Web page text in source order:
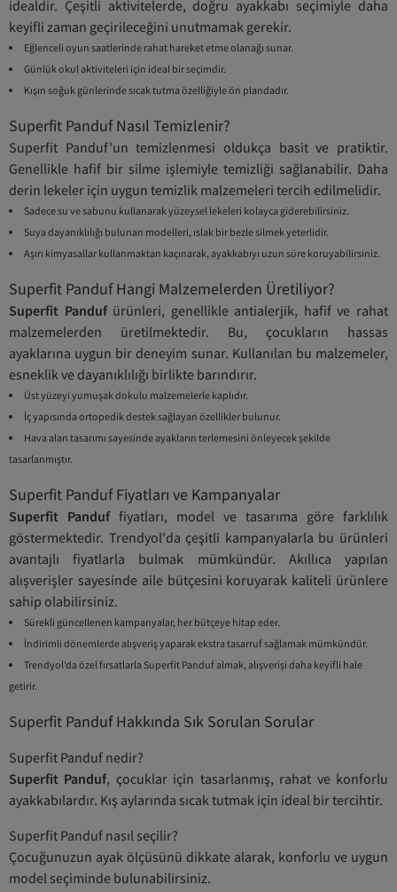
idealdir. Çeşitli aktivitelerde, doğru ayakkabı seçimiyle daha
keyifli zaman geçirileceğini unutmamak gerekir.
Eğlenceli oyun saatlerinde rahat hareket etme olanağı sunar.
Günlük okul aktiviteleri için ideal bir seçimdir.
Kışın soğuk günlerinde sıcak tutma özelliğiyle ön plandadır.
Superfit Panduf Nasıl Temizlenir?
Superfit Panduf'un temizlenmesi oldukça basit ve pratiktir.
Genellikle hafif bir silme işlemiyle temizliği sağlanabilir. Daha
derin lekeler için uygun temizlik malzemeleri tercih edilmelidir.
Sadece su ve sabunu kullanarak yüzeysel lekeleri kolayca giderebilirsiniz.
Suya dayanıklılığı bulunan modelleri, ıslak bir bezle silmek yeterlidir.
Aşırı kimyasallar kullanmaktan kaçınarak, ayakkabıyı uzun süre koruyabilirsiniz.
Superfit Panduf Hangi Malzemelerden Üretiliyor?
Superfit Pandufürünleri, genellikle antialerjik, hafif ve rahat
malzemelerden üretilmektedir. Bu, çocukların hassas
ayaklarına uygun bir deneyim sunar. Kullanılan bu malzemeler,
esneklik ve dayanıklılığı birlikte barındırır.
Üst yüzeyi yumuşak dokulu malzemelerle kaplıdır.
İç yapısında ortopedik destek sağlayan özellikler bulunur.
Hava alan tasarımı sayesinde ayakların terlemesini önleyecek şekilde
tasarlanmıştır.
Superfit Panduf Fiyatları ve Kampanyalar
Superfit Panduffiyatları, model ve tasarıma göre farklılık
göstermektedir. Trendyol'da çeşitli kampanyalarla bu ürünleri
avantajlı fiyatlarla bulmak mümkündür. Akıllıca yapılan
alışverişler sayesinde aile bütçesini koruyarak kaliteli ürünlere
sahip olabilirsiniz.
Sürekli güncellenen kampanyalar, her bütçeye hitap eder.
İndirimli dönemlerde alışveriş yaparak ekstra tasarruf sağlamak mümkündür.
Trendyol’da özel fırsatlarla Superfit Panduf almak, alışverişi daha keyifli hale
getirir.
Superfit Panduf Hakkında Sık Sorulan Sorular
Superfit Panduf nedir?
Superfit Panduf, çocuklar için tasarlanmış, rahat ve konforlu
ayakkabılardır. Kış aylarında sıcak tutmak için ideal bir tercihtir.
Superfit Panduf nasıl seçilir?
Çocuğunuzun ayak ölçüsünü dikkate alarak, konforlu ve uygun
model seçiminde bulunabilirsiniz.